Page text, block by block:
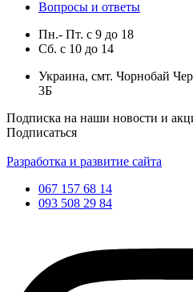
Вопросы и ответы
Пн.- Пт. с 9 до 18
Сб. с 10 до 14
Украина, смт. Чорнобай
3Б
Подписка на наши новости и
Подписаться
Разработка и развитие сайта
067 157 68 14
093 508 29 84